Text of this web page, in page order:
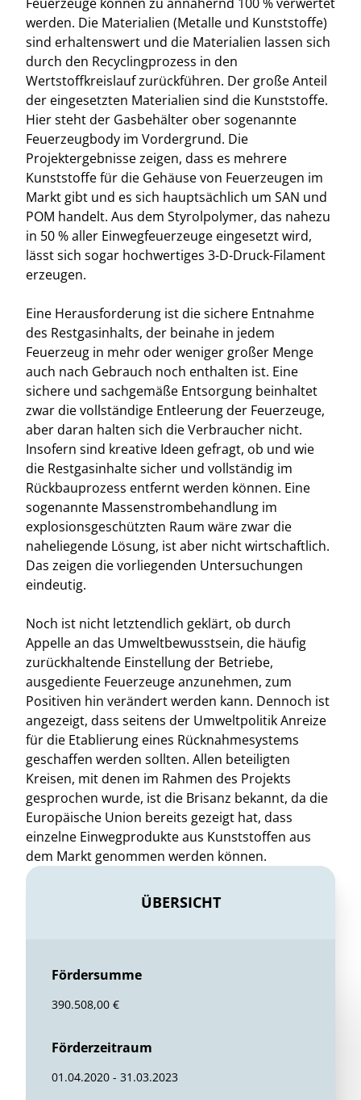
werden. Die Materialien (Metalle und Kunststoffe)
sind erhaltenswert und die Materialien lassen sich
durch den Recyclingprozess in den
Wertstoffkreislauf zurückführen. Der große Anteil
der eingesetzten Materialien sind die Kunststoffe.
Hier steht der Gasbehälter ober sogenannte
Feuerzeugbody im Vordergrund. Die
Projektergebnisse zeigen, dass es mehrere
Kunststoffe für die Gehäuse von Feuerzeugen im
Markt gibt und es sich hauptsächlich um SAN und
POM handelt. Aus dem Styrolpolymer, das nahezu
in 50 % aller Einwegfeuerzeuge eingesetzt wird,
lässt sich sogar hochwertiges 3-D-Druck-Filament
erzeugen.
Eine Herausforderung ist die sichere Entnahme
des Restgasinhalts, der beinahe in jedem
Feuerzeug in mehr oder weniger großer Menge
auch nach Gebrauch noch enthalten ist. Eine
sichere und sachgemäße Entsorgung beinhaltet
zwar die vollständige Entleerung der Feuerzeuge,
aber daran halten sich die Verbraucher nicht.
Insofern sind kreative Ideen gefragt, ob und wie
die Restgasinhalte sicher und vollständig im
Rückbauprozess entfernt werden können. Eine
sogenannte Massenstrombehandlung im
explosionsgeschützten Raum wäre zwar die
naheliegende Lösung, ist aber nicht wirtschaftlich.
Das zeigen die vorliegenden Untersuchungen
eindeutig.
Noch ist nicht letztendlich geklärt, ob durch
Appelle an das Umweltbewusstsein, die häufig
zurückhaltende Einstellung der Betriebe,
ausgediente Feuerzeuge anzunehmen, zum
Positiven hin verändert werden kann. Dennoch ist
angezeigt, dass seitens der Umweltpolitik Anreize
für die Etablierung eines Rücknahmesystems
geschaffen werden sollten. Allen beteiligten
Kreisen, mit denen im Rahmen des Projekts
gesprochen wurde, ist die Brisanz bekannt, da die
Europäische Union bereits gezeigt hat, dass
einzelne Einwegprodukte aus Kunststoffen aus
dem Markt genommen werden können.
ÜBERSICHT
Fördersumme
390.508,00 €
Förderzeitraum
01.04.2020 - 31.03.2023